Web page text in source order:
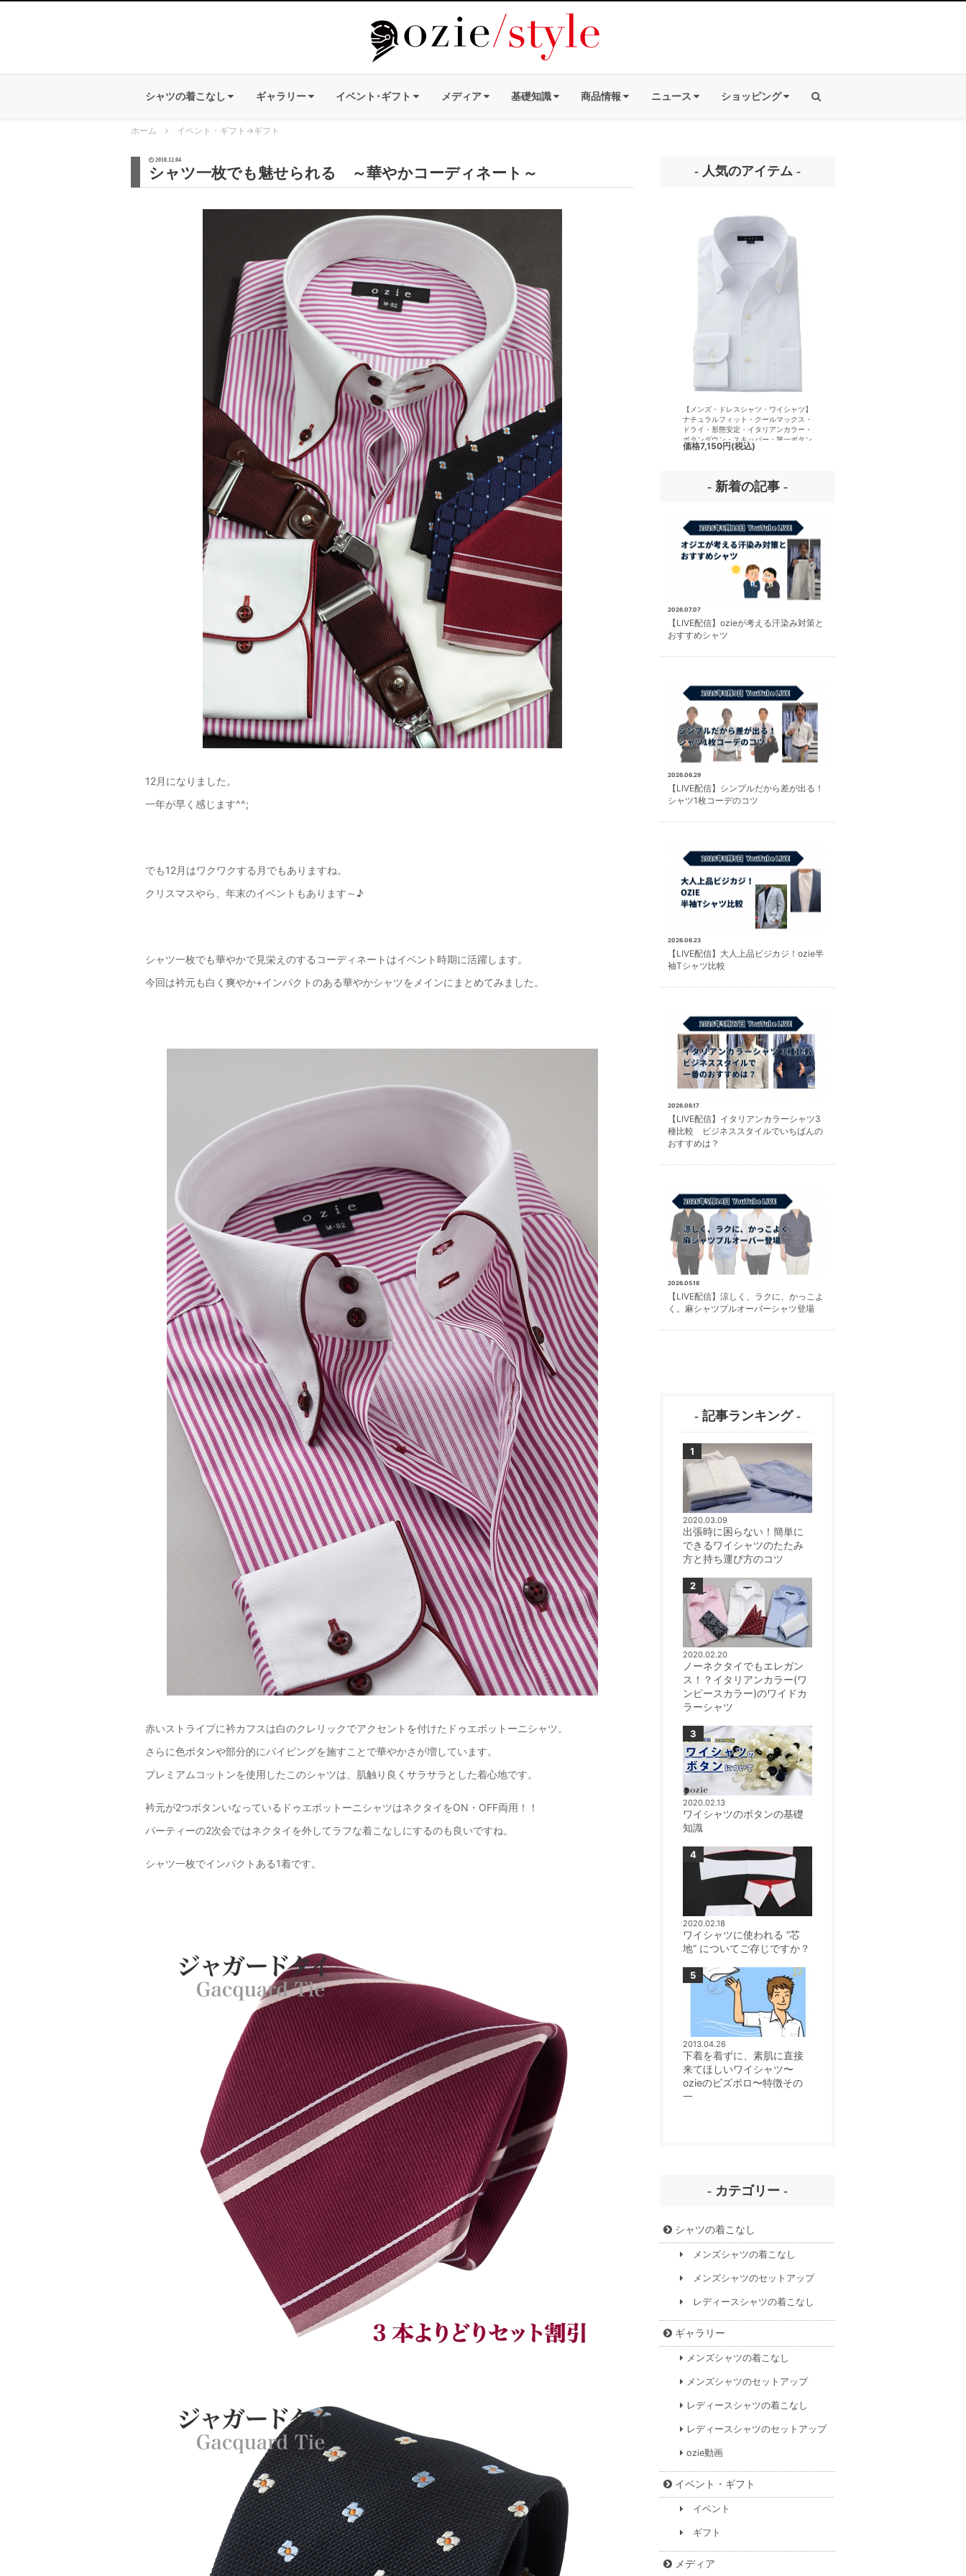
シャツの着こなし ギャラリー イベント･ギフト メディア 基礎知識 商品情報 ニュース ショッピング
ホーム イベント・ギフト →ギフト
2018.12.04
シャツ一枚でも魅せられる ～華やかコーディネート～
12月になりました。
一年が早く感じます^^;
でも12月はワクワクする月でもありますね。
クリスマスやら、年末のイベントもあります～♪
シャツ一枚でも華やかで見栄えのするコーディネートはイベント時期に活躍します。
今回は衿元も白く爽やか+インパクトのある華やかシャツをメインにまとめてみました。
赤いストライプに衿カフスは白のクレリックでアクセントを付けたドゥエボットーニシャツ。
さらに色ボタンや部分的にパイピングを施すことで華やかさが増しています。
プレミアムコットンを使用したこのシャツは、肌触り良くサラサラとした着心地です。
衿元が2つボタンいなっているドゥエボットーニシャツはネクタイをON・OFF両用！！
パーティーの2次会ではネクタイを外してラフな着こなしにするのも良いですね。
シャツ一枚でインパクトある1着です。
- 人気のアイテム -
【メンズ・ドレスシャツ・ワイシャツ】
ナチュラルフィット・ブロード・ダブル
カフス・ホリゾンタルカラー・カッタウ
ェイ・クレリック
価格8,800円(税込)
【メンズ・ドレスシャツ・ワイシャツ】
ナチュラルフィット・クールマックス・
ドライ・形態安定・イタリアンカラー・
ボタンダウン・スキッパー・第一ボタン
無し
価格7,150円(税込)
- 新着の記事 -
2026.07.07
【LIVE配信】ozieが考える汗染み対策と
おすすめシャツ
2026.06.29
【LIVE配信】シンプルだから差が出る！
シャツ1枚コーデのコツ
2026.06.23
【LIVE配信】大人上品ビジカジ！ozie半
袖Tシャツ比較
2026.06.17
【LIVE配信】イタリアンカラーシャツ3
種比較 ビジネススタイルでいちばんの
おすすめは？
2026.05.18
【LIVE配信】涼しく、ラクに、かっこよ
く。麻シャツプルオーバーシャツ登場
- 記事ランキング -
2020.03.09
出張時に困らない！簡単に
できるワイシャツのたたみ
方と持ち運び方のコツ
2020.02.20
ノーネクタイでもエレガン
ス！？イタリアンカラー(ワ
ンピースカラー)のワイドカ
ラーシャツ
2020.02.13
ワイシャツのボタンの基礎
知識
2020.02.18
ワイシャツに使われる ”芯
地” についてご存じですか？
2013.04.26
下着を着ずに、素肌に直接
来てほしいワイシャツ〜
ozieのビズポロ〜特徴その
一
- カテゴリー -
シャツの着こなし
メンズシャツの着こなし
メンズシャツのセットアップ
レディースシャツの着こなし
ギャラリー
メンズシャツの着こなし
メンズシャツのセットアップ
レディースシャツの着こなし
レディースシャツのセットアップ
ozie動画
イベント・ギフト
イベント
ギフト
メディア